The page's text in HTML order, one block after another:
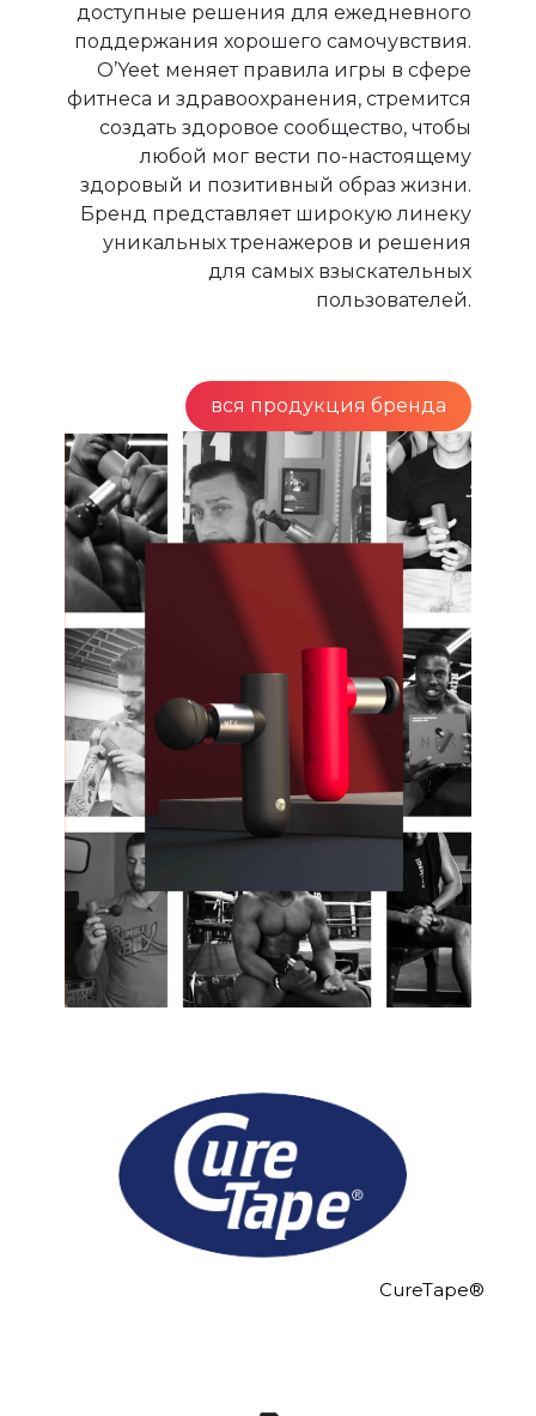
доступные решения для ежедневного
поддержания хорошего самочувствия.
O’Yeet меняет правила игры в сфере
фитнеса и здравоохранения, стремится
создать здоровое сообщество, чтобы
любой мог вести по-настоящему
здоровый и позитивный образ жизни.
Бренд представляет широкую линеку
уникальных тренажеров и решения
для самых взыскательных
пользователей.
вся продукция бренда
CureTape®